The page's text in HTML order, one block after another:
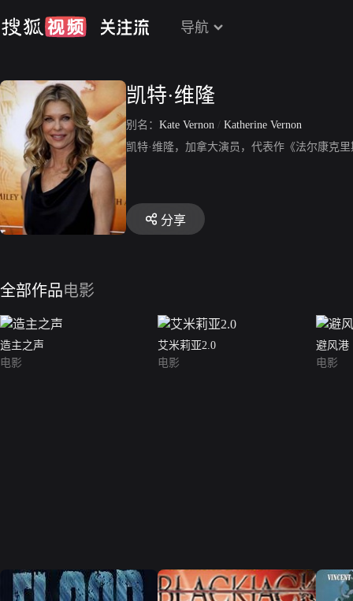
导航
凯特·维隆
别名： Kate Vernon / Katherine Vernon
凯特·维隆，加拿大演员，代表作《法尔康克
分享
全部作品电影
造主之声
电影
艾米莉亚2.0
电影
避风港
电影